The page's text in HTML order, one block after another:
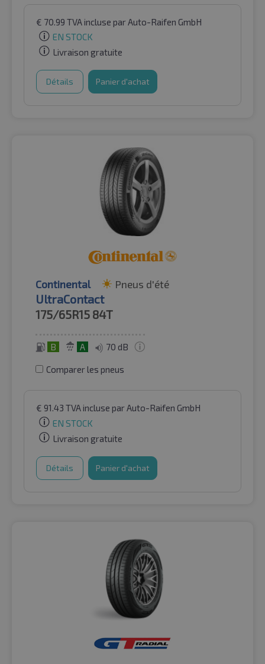
€ 70.99 TVA incluse par Auto-Raifen GmbH
EN STOCK
Livraison gratuite
Détails Panier d'achat
Continental Pneus d'été
UltraContact
175/65R15 84T
B A 70 dB
Comparer les pneus
€ 91.43 TVA incluse par Auto-Raifen GmbH
EN STOCK
Livraison gratuite
Détails Panier d'achat